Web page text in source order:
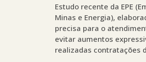
Estudo recente da EPE
Minas e Energia),
precisa para o
evitar aumentos
realizadas contratações